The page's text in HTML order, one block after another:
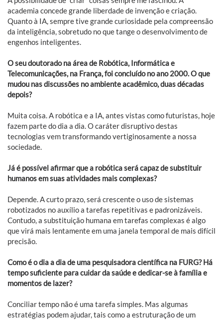
academia concede grande liberdade de invenção e criação.
Quanto à IA, sempre tive grande curiosidade pela compreensão
da inteligência, sobretudo no que tange o desenvolvimento de
engenhos inteligentes.
O seu doutorado na área de Robótica, Informática e
Telecomunicações, na França, foi concluído no ano 2000. O que
mudou nas discussões no ambiente acadêmico, duas décadas
depois?
Muita coisa. A robótica e a IA, antes vistas como futuristas, hoje
fazem parte do dia a dia. O caráter disruptivo destas
tecnologias vem transformando vertiginosamente a nossa
sociedade.
Já é possível afirmar que a robótica será capaz de substituir
humanos em suas atividades mais complexas?
Depende. A curto prazo, será crescente o uso de sistemas
robotizados no auxílio a tarefas repetitivas e padronizáveis.
Contudo, a substituição humana em tarefas complexas é algo
que virá mais lentamente em uma janela temporal de mais difícil
precisão.
Como é o dia a dia de uma pesquisadora científica na FURG? Há
tempo suficiente para cuidar da saúde e dedicar-se à família e
momentos de lazer?
Conciliar tempo não é uma tarefa simples. Mas algumas
estratégias podem ajudar, tais como a estruturação de um